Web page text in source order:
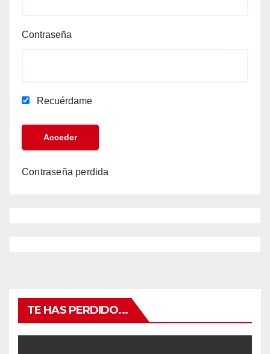
Contraseña
Recuérdame
Contraseña perdida
TE HAS PERDIDO...